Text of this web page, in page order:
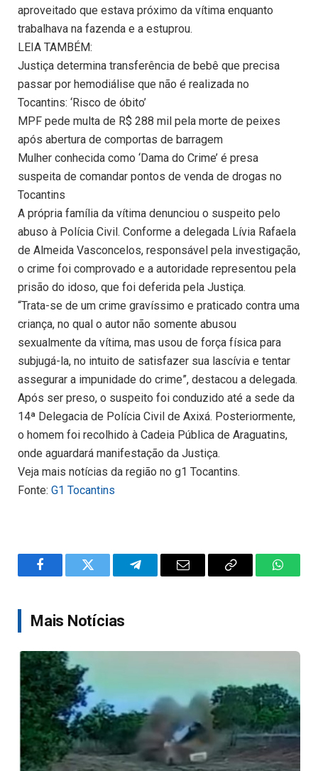
aproveitado que estava próximo da vítima enquanto
trabalhava na fazenda e a estuprou.
LEIA TAMBÉM:
Justiça determina transferência de bebê que precisa
passar por hemodiálise que não é realizada no
Tocantins: ‘Risco de óbito’
MPF pede multa de R$ 288 mil pela morte de peixes
após abertura de comportas de barragem
Mulher conhecida como ‘Dama do Crime’ é presa
suspeita de comandar pontos de venda de drogas no
Tocantins
A própria família da vítima denunciou o suspeito pelo
abuso à Polícia Civil. Conforme a delegada Lívia Rafaela
de Almeida Vasconcelos, responsável pela investigação,
o crime foi comprovado e a autoridade representou pela
prisão do idoso, que foi deferida pela Justiça.
“Trata-se de um crime gravíssimo e praticado contra uma
criança, no qual o autor não somente abusou
sexualmente da vítima, mas usou de força física para
subjugá-la, no intuito de satisfazer sua lascívia e tentar
assegurar a impunidade do crime”, destacou a delegada.
Após ser preso, o suspeito foi conduzido até a sede da
14ª Delegacia de Polícia Civil de Axixá. Posteriormente,
o homem foi recolhido à Cadeia Pública de Araguatins,
onde aguardará manifestação da Justiça.
Veja mais notícias da região no g1 Tocantins.
Fonte: G1 Tocantins
FacebookTwitter TelegramEmail
Copy
Mais Notícias